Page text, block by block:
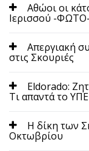
Aθώοι οι
Ιερισσού -ΦΩΤΟ-
Aπεργιακή
στις Σκουριές
Eldorado:
Τι απαντά το
H δίκη των
Οκτωβρίου